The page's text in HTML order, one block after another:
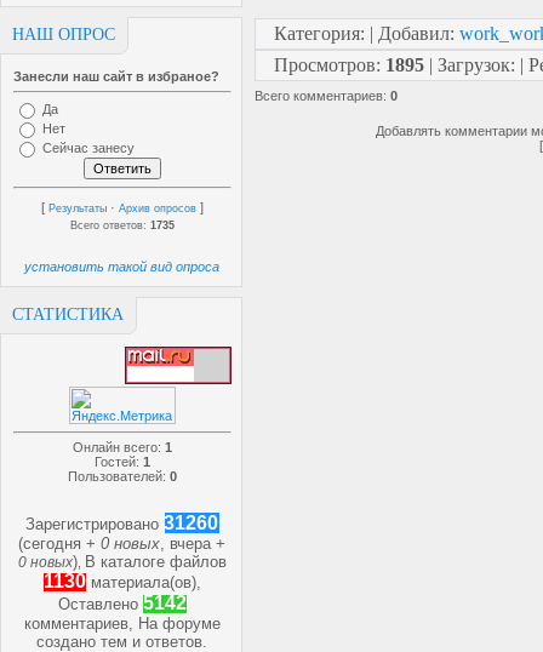
НАШ ОПРОС
Занесли наш сайт в избраное?
Да
Нет
Сейчас занесу
[ Результаты · Архив опросов ]
Всего ответов: 1735
установить такой вид опроса
СТАТИСТИКА
Онлайн всего: 1
Гостей: 1
Пользователей: 0
Зарегистрировано 31260
(сегодня +0 новых, вчера +
0 новых) В каталоге файлов
1130 материала(ов),
Оставлено 5142
комментариев, На форуме
созданотем иответов.
Категория: | Добавил:
Просмотров: 1895 | Загрузок: |
Всего комментариев: 0
Добавлять комментарии